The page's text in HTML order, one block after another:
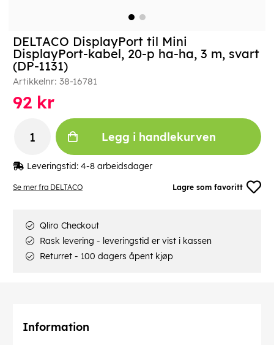
Se mer fra DELTACO Lagre som favoritt
DELTACO DisplayPort til Mini
DisplayPort-kabel, 20-p ha-ha, 3 m, svart
(DP-1131)
Artikkelnr: 38-16781
92 kr
Legg i handlekurven
Leveringstid: 4-8 arbeidsdager
Qliro Checkout
Rask levering - leveringstid er vist i kassen
Returret - 100 dagers åpent kjøp
Information